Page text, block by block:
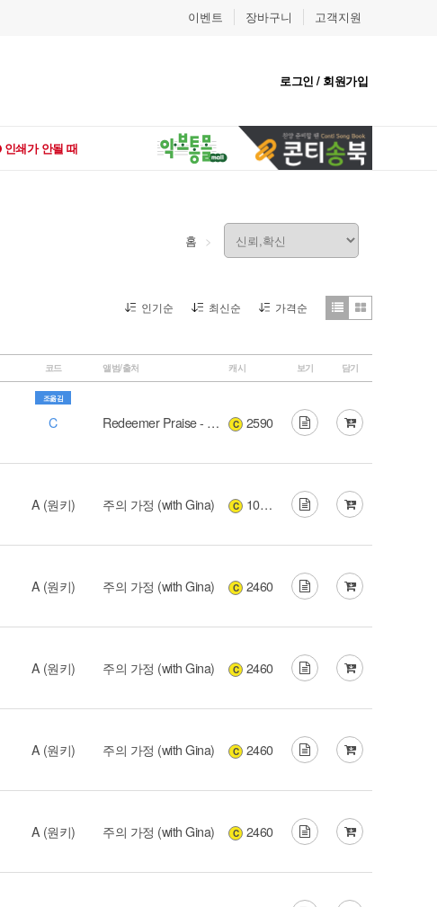
이벤트 장바구니 고객지원
로그인 / 회원가입
인쇄가 안될 때
홈
인기순 최신순 가격순
코드 앨범/출처 캐시 보기 담기
조옮김
C Redeemer Praise - 두려워 말라 (리디머프레이즈) C 2590
A (원키) 주의 가정 (with Gina) C 10060
A (원키) 주의 가정 (with Gina) C 2460
A (원키) 주의 가정 (with Gina) C 2460
A (원키) 주의 가정 (with Gina) C 2460
A (원키) 주의 가정 (with Gina) C 2460